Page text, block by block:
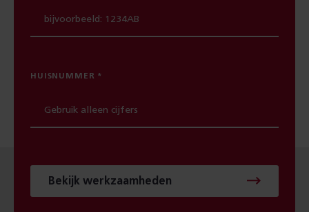
HUISNUMMER
Bekijk werkzaamheden